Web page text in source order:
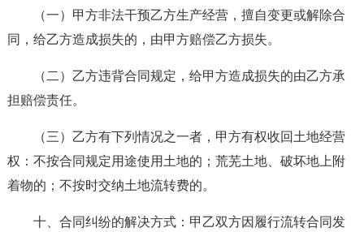
（一）甲方非法干预乙方生产经营，擅自变更或解除合
同，给乙方造成损失的，由甲方赔偿乙方损失。
（二）乙方违背合同规定，给甲方造成损失的由乙方承
担赔偿责任。
（三）乙方有下列情况之一者，甲方有权收回土地经营
权：不按合同规定用途使用土地的；荒芜土地、破坏地上附
着物的；不按时交纳土地流转费的。
十、合同纠纷的解决方式：甲乙双方因履行流转合同发